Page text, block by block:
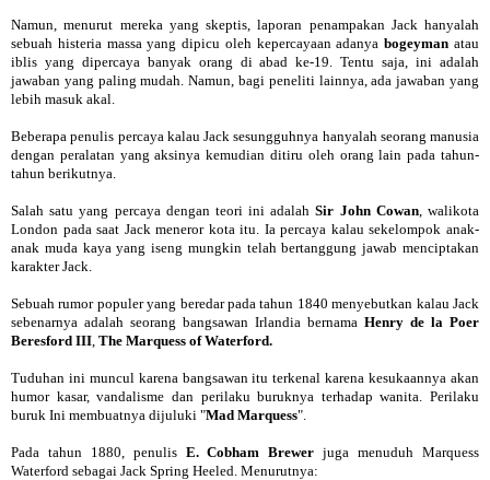
Namun, menurut mereka yang skeptis, laporan penampakan Jack hanyalah
sebuah histeria massa yang dipicu oleh kepercayaan adanyabogeyman atau
iblis yang dipercaya banyak orang di abad ke-19. Tentu saja, ini adalah
jawaban yang paling mudah. Namun, bagi peneliti lainnya, ada jawaban yang
lebih masuk akal.
Beberapa penulis percaya kalau Jack sesungguhnya hanyalah seorang manusia
dengan peralatan yang aksinya kemudian ditiru oleh orang lain pada tahun-
tahun berikutnya.
Salah satu yang percaya dengan teori ini adalahSir John Cowan, walikota
London pada saat Jack meneror kota itu. Ia percaya kalau sekelompok anak-
anak muda kaya yang iseng mungkin telah bertanggung jawab menciptakan
karakter Jack.
Sebuah rumor populer yang beredar pada tahun 1840 menyebutkan kalau Jack
sebenarnya adalah seorang bangsawan Irlandia bernama Henry de la Poer
Beresford III The Marquess of Waterford.
Tuduhan ini muncul karena bangsawan itu terkenal karena kesukaannya akan
humor kasar, vandalisme dan perilaku buruknya terhadap wanita. Perilaku
buruk Ini membuatnya dijuluki "Mad Marquess".
Pada tahun 1880, penulis E. Cobham Brewer juga menuduh Marquess
Waterford sebagai Jack Spring Heeled. Menurutnya: